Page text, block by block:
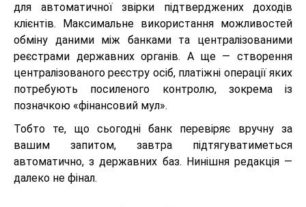
для автоматичної звірки підтверджених доходів
клієнтів. Максимальне використання можливостей
обміну даними між банками та централізованими
реєстрами державних органів. А ще — створення
централізованого реєстру осіб, платіжні операції яких
потребують посиленого контролю, зокрема із
позначкою «фінансовий мул».
Тобто те, що сьогодні банк перевіряє вручну за
вашим запитом, завтра підтягуватиметься
автоматично, з державних баз. Нинішня редакція —
далеко не фінал.